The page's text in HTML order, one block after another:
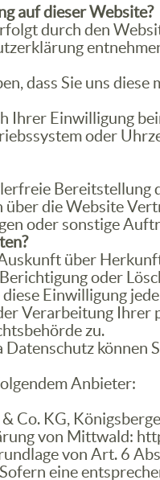
auf dieser Website?
durch den
dass Sie uns
Ihrer Einwilligung
oder
die Website
oder sonstige
über
oder
Einwilligung
Verarbeitung
zu.
können
Anbieter:
Co. KG,
von Mittwald:
von Art. 6
eine